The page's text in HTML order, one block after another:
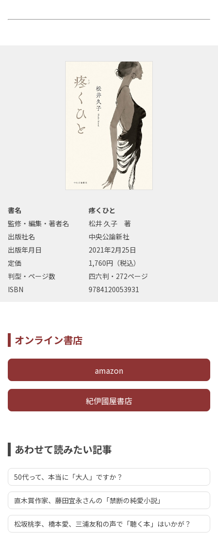
書名
疼くひと
監修・編集・著者名
松井 久子 著
出版社名
中央公論新社
出版年月日
2021年2月25日
定価
1,760円（税込）
判型・ページ数
四六判・272ページ
ISBN
9784120053931
オンライン書店
amazon
紀伊國屋書店
あわせて読みたい記事
50代って、本当に「大人」ですか？
直木賞作家、藤田宜永さんの「禁断の純愛小説」
松坂桃李、橋本愛、三浦友和の声で「聴く本」はいかが？